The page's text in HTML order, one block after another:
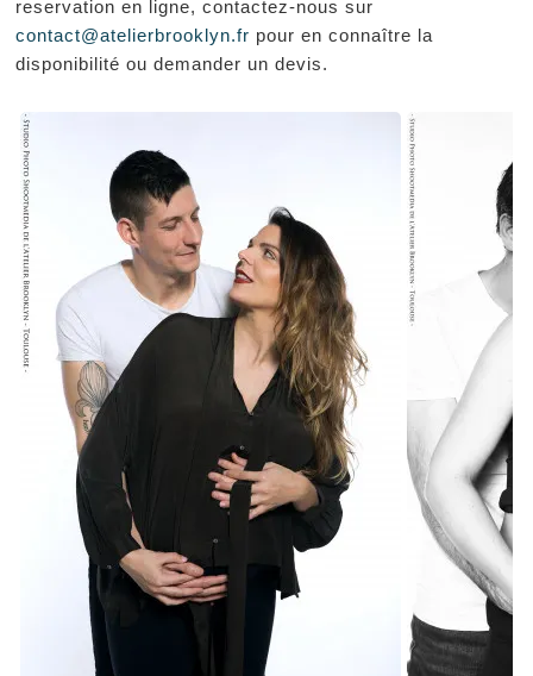
reservation en ligne, contactez-nous sur
contact@atelierbrooklyn.fr pour en connaître la
disponibilité ou demander un devis.